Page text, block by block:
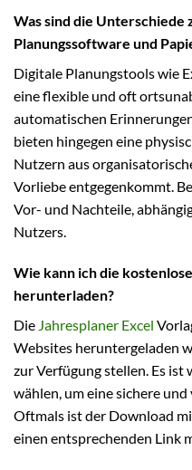
Was sind die Unterschiede
Planungssoftware und
Digitale Planungstools wie
eine flexible und oft
automatischen
bieten hingegen eine
Nutzern aus
Vorliebe entgegenkommt.
Vor- und Nachteile,
Nutzers.
Wie kann ich die
herunterladen?
Die Jahresplaner Excel
Websites heruntergeladen
zur Verfügung stellen. Es ist
wählen, um eine sichere
Oftmals ist der Download
einen entsprechenden Link